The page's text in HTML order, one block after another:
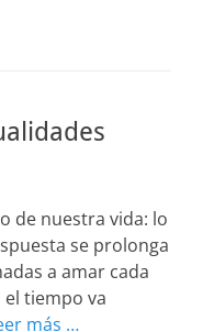
de nuestra vida: lo
se prolonga
a amar cada
el tiempo va
más …